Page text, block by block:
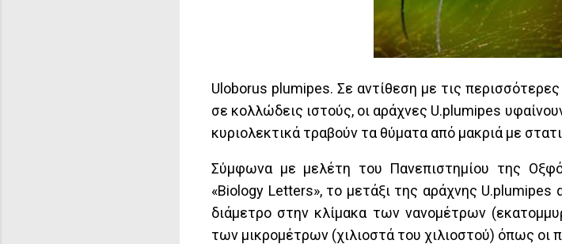
Uloborus plumipes. Σε αντίθεση με τις
σε κολλώδεις ιστούς, οι αράχνες U.plumipes
κυριολεκτικά τραβούν τα θύματα από μακριά με
Σύμφωνα με μελέτη του Πανεπιστημίου της
«Biology Letters», το μετάξι της αράχνης U.plumipes
διάμετρο στην κλίμακα των νανομέτρων
των μικρομέτρων (χιλιοστά του χιλιοστού) όπως οι